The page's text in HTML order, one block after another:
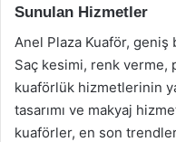
Sunulan Hizmetler
Anel Plaza Kuaför,
Saç kesimi, renk verme,
kuaförlük hizmetlerinin
tasarımı ve makyaj
kuaförler, en son